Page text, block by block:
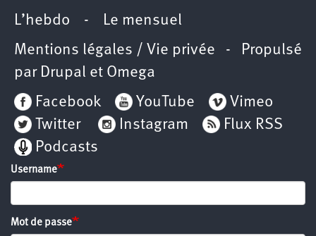
L’hebdo - Le mensuel
Mentions légales / Vie privée - Propulsé
par Drupal et Omega
Facebook
YouTube
Vimeo
Twitter
Instagram
Flux RSS
Podcasts
Username
Mot de passe